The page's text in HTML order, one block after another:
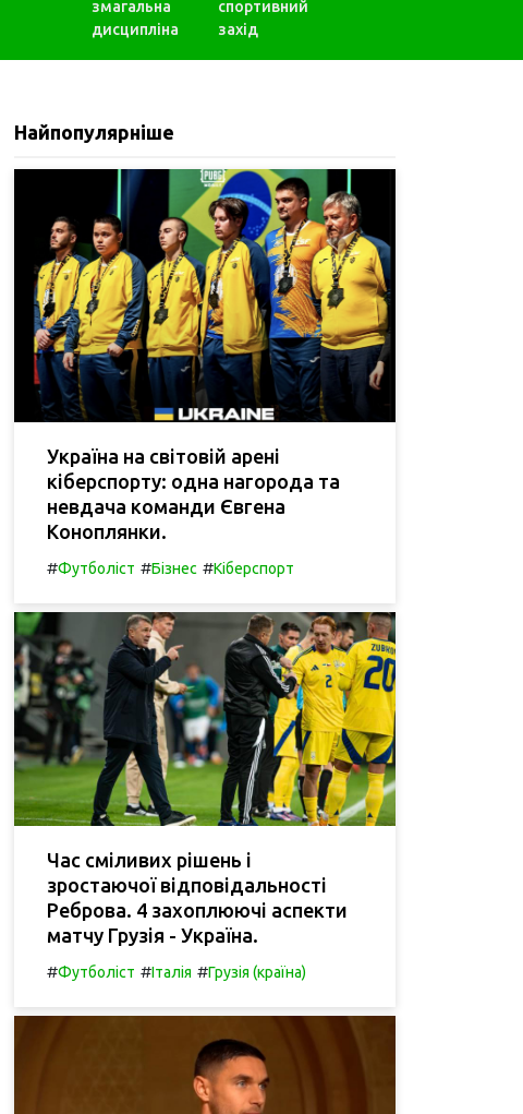
змагальна
дисципліна
спортивний
захід
Найпопулярніше
Україна на світовій арені
кіберспорту: одна нагорода та
невдача команди Євгена
Коноплянки.
#Футболіст #Бізнес #Кіберспорт
Час сміливих рішень і
зростаючої відповідальності
Реброва. 4 захоплюючі аспекти
матчу Грузія - Україна.
#Футболіст #Італія #Грузія (країна)